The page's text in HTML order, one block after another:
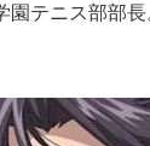
テニス部部